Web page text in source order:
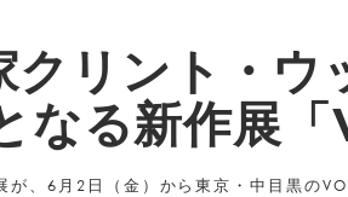
リント・ウ
なる新作展「
、6月2日（金）から東京・中目黒の